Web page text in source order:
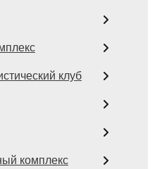
клуб
комплекс